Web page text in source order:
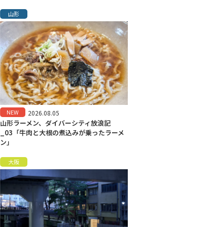
山形
NEW 2026.08.05
山形ラーメン、ダイバーシティ放浪記
_03「牛肉と大根の煮込みが乗ったラーメ
ン」
大阪